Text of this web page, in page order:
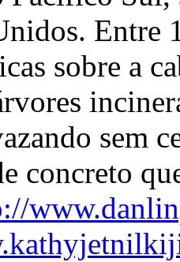
Entre
sobre a
sem
concreto